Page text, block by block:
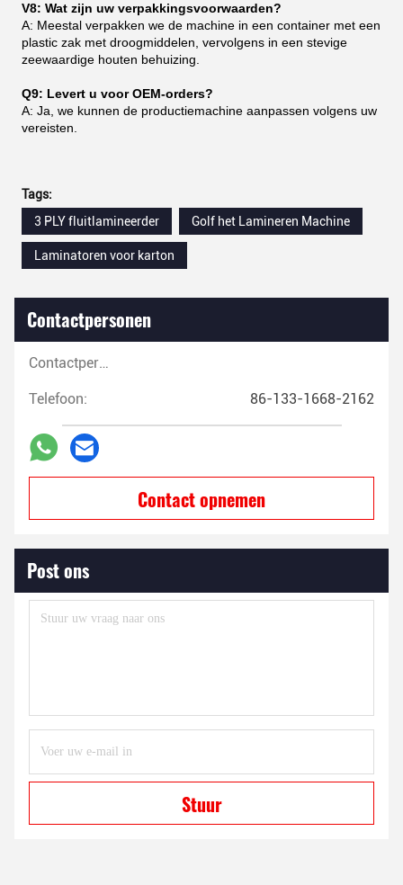
V8: Wat zijn uw verpakkingsvoorwaarden?
A: Meestal verpakken we de machine in een container met een
plastic zak met droogmiddelen, vervolgens in een stevige
zeewaardige houten behuizing.
Q9: Levert u voor OEM-orders?
A: Ja, we kunnen de productiemachine aanpassen volgens uw
vereisten.
Tags:
3 PLY fluitlamineerder
Golf het Lamineren Machine
Laminatoren voor karton
Contactpersonen
Contactpersonen:
Telefoon: 86-133-1668-2162
Contact opnemen
Post ons
Stuur